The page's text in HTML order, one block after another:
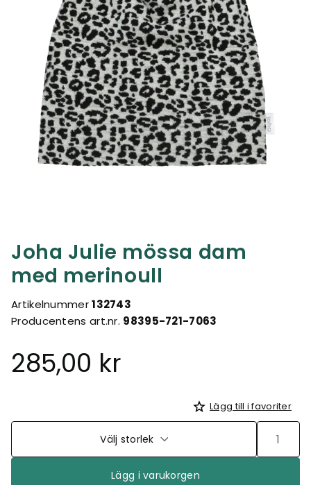
Joha Julie mössa dam
med merinoull
Artikelnummer132743
Producentens art.nr. 98395-721-7063
285,00 kr
Lägg till i favoriter
Välj storlek
Lägg i varukorgen